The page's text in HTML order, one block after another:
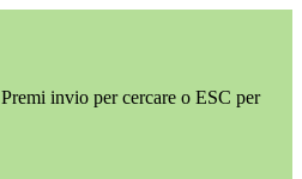
Premi invio per cercare o ESC per